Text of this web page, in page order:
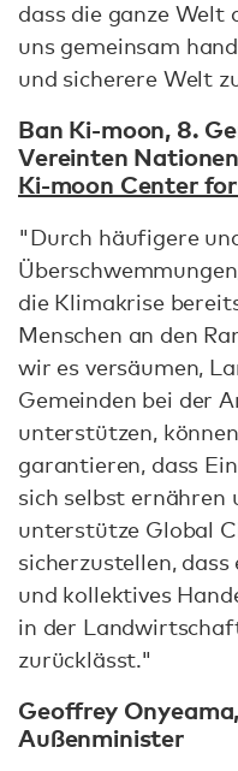
dass die ganze
uns gemeinsam
und sicherere Welt
Ban Ki-moon, 8.
Vereinten
Ki-moon Center
"Durch häufigere
die Klimakrise
Menschen an den
wir es versäumen,
Gemeinden bei der
unterstützen,
garantieren, dass
sich selbst ernähren
unterstütze Global
sicherzustellen, dass
und kollektives
in der
zurücklässt."
Geoffrey
Außenminister